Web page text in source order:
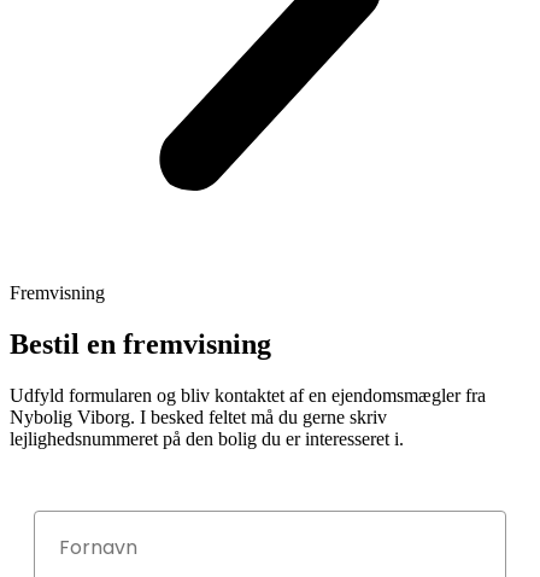
Fremvisning
Bestil en fremvisning
Udfyld formularen og bliv kontaktet af en ejendomsmægler fra
Nybolig Viborg. I besked feltet må du gerne skriv
lejlighedsnummeret på den bolig du er interesseret i.